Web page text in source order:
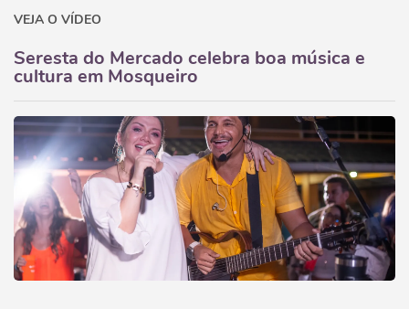
VEJA O VÍDEO
Seresta do Mercado celebra boa música e
cultura em Mosqueiro